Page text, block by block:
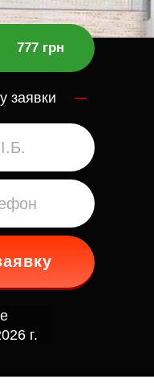
777 грн
заявки
г.